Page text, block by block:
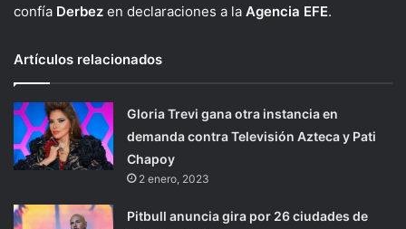
confía Derbez en declaraciones a la Agencia EFE.
Artículos relacionados
Gloria Trevi gana otra instancia en
demanda contra Televisión Azteca y Pati
Chapoy
2 enero, 2023
Pitbull anuncia gira por 26 ciudades de